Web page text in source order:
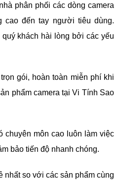
phân phối các dòng camera
cao đến tay người tiêu dùng.
khách hài lòng bởi các yếu
gói, hoàn toàn miễn phí khi
phẩm camera tại Vi Tính Sao
chuyên môn cao luôn làm việc
bảo tiến độ nhanh chóng.
nhất so với các sản phẩm cùng